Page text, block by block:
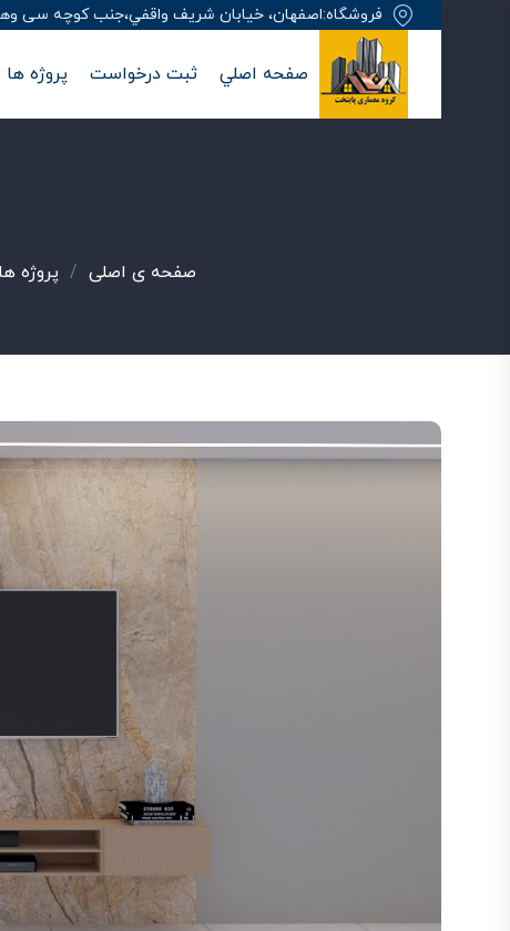
فروشگاه:اصفهان، خيابان شريف واقفي،جنب کوچه سی
صفحه اصلي ثبت درخواست پروژه ها
صفحه ی اصلی / پروژه ها